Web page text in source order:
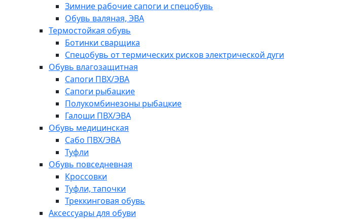
Зимние рабочие сапоги и спецобувь
Обувь валяная, ЭВА
Термостойкая обувь
Ботинки сварщика
Спецобувь от термических рисков электрической дуги
Обувь влагозащитная
Сапоги ПВХ/ЭВА
Сапоги рыбацкие
Полукомбинезоны рыбацкие
Галоши ПВХ/ЭВА
Обувь медицинская
Сабо ПВХ/ЭВА
Туфли
Обувь повседневная
Кроссовки
Туфли, тапочки
Треккинговая обувь
Аксессуары для обуви